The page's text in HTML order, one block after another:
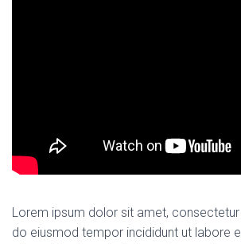
Lorem ipsum dolor sit amet,
do eiusmod tempor incididunt ut labore